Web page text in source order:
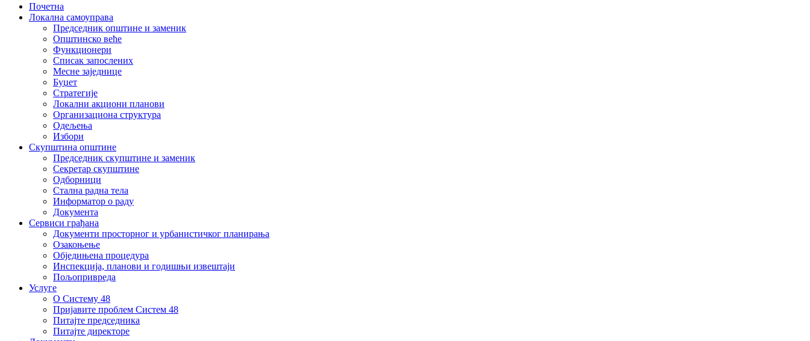
Почетна
Локална самоуправа
Председник општине и заменик
Општинско веће
Функционери
Списак запослених
Месне заједнице
Буџет
Стратегије
Локални акциони планови
Организациона структура
Одељења
Избори
Скупштина општине
Председник скупштине и заменик
Секретар скупштине
Одборници
Стална радна тела
Информатор о раду
Документа
Сервиси грађана
Документи просторног и урбанистичког планирања
Озакоњење
Обједињена процедура
Инспекција, планови и годишњи извештаји
Пољопривреда
Услуге
О Систему 48
Пријавите проблем Систем 48
Питајте председника
Питајте директоре